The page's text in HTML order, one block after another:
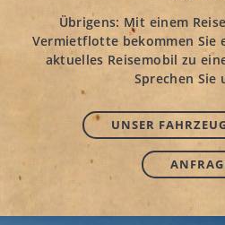
Übrigens: Mit einem
Vermietflotte bekommen Sie
aktuelles Reisemobil zu
Sprechen Sie
UNSER